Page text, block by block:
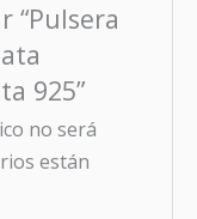
“Pulsera
925”
no será
están